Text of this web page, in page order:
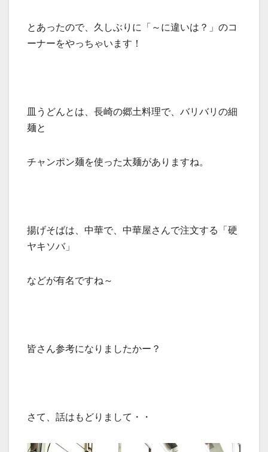
とあったので、久しぶりに「～に違いは？」のコ
ーナーをやっちゃいます！
皿うどんとは、長崎の郷土料理で、バリバリの細
麺と
チャンポン麺を使った太麺がありますね。
揚げそばは、中華で、中華屋さんで注文する「硬
ヤキソバ」
などが有名ですね～
皆さん参考になりましたかー？
さて、話はもどりまして・・